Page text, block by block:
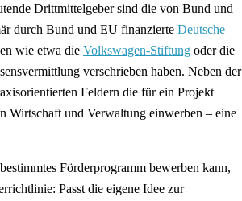
Drittmittelgeber sind die von Bund und
durch Bund und EU finanzierte Deutsche
wie etwa die Volkswagen-Stiftung oder die
verschrieben haben. Neben der
Feldern die für ein Projekt
Wirtschaft und Verwaltung einwerben – eine
Förderprogramm bewerben kann,
Passt die eigene Idee zur